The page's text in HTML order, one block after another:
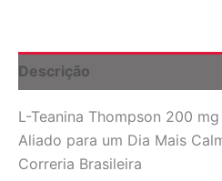
30
Cápsulas
Foco
e
Natural
Descrição
L-Teanina Thompson 200
Aliado para um Dia Mais
Correria Brasileira